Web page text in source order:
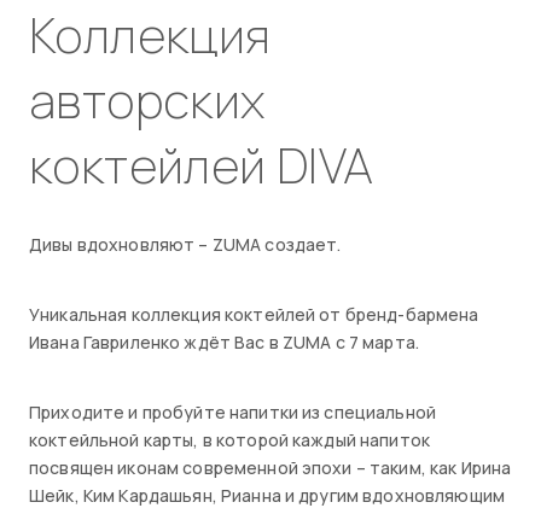
Коллекция
авторских
коктейлей DIVA
Дивы вдохновляют – ZUMA создает.
Уникальная коллекция коктейлей от бренд-бармена
Ивана Гавриленко ждёт Вас в ZUMA с 7 марта.
Приходите и пробуйте напитки из специальной
коктейльной карты, в которой каждый напиток
посвящен иконам современной эпохи – таким, как Ирина
Шейк, Ким Кардашьян, Рианна и другим вдохновляющим